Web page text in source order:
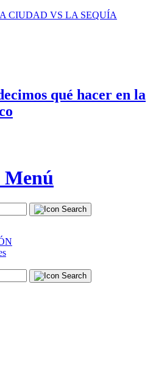
CIUDAD VS LA SEQUÍA